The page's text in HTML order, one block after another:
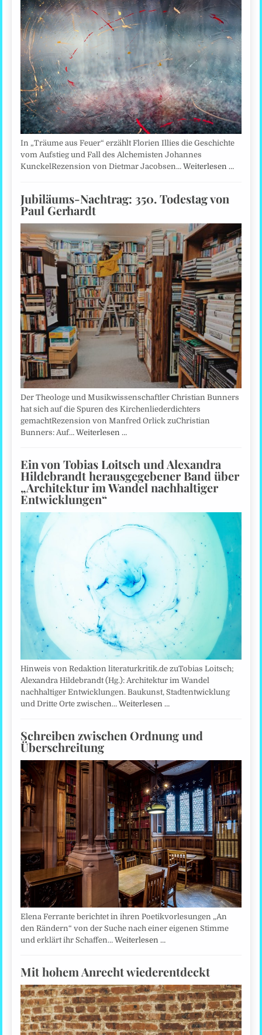
In „Träume aus Feuer“ erzählt Florien Illies die Geschichte
vom Aufstieg und Fall des Alchemisten Johannes
KunckelRezension von Dietmar Jacobsen…Weiterlesen …
Jubiläums-Nachtrag: 350. Todestag von
Paul Gerhardt
Der Theologe und Musikwissenschaftler Christian Bunners
hat sich auf die Spuren des Kirchenliederdichters
gemachtRezension von Manfred Orlick zuChristian
Bunners: Auf…Weiterlesen …
Ein von Tobias Loitsch und Alexandra
Hildebrandt herausgegebener Band über
„Architektur im Wandel nachhaltiger
Entwicklungen“
Hinweis von Redaktion literaturkritik.de zuTobias Loitsch;
Alexandra Hildebrandt (Hg.): Architektur im Wandel
nachhaltiger Entwicklungen. Baukunst, Stadtentwicklung
und Dritte Orte zwischen…Weiterlesen …
Schreiben zwischen Ordnung und
Überschreitung
Elena Ferrante berichtet in ihren Poetikvorlesungen „An
den Rändern“ von der Suche nach einer eigenen Stimme
und erklärt ihr Schaffen…Weiterlesen …
Mit hohem Anrecht wiederentdeckt